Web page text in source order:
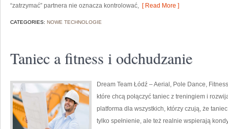
“zatrzymać” partnera nie oznacza kontrolować, [ Read More ]
CATEGORIES: NOWE TECHNOLOGIE
Taniec a fitness i odchudzanie
Dream Team Łódź – Aerial, Pole Dance,
które chcą połączyć taniec z treningiem i
platforma dla wszystkich, którzy czują, że
tylko spełnienie, ale też realnie wspierają